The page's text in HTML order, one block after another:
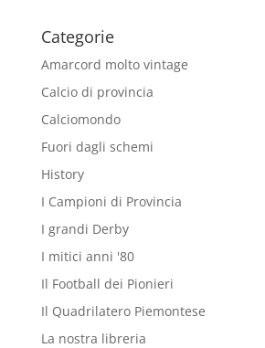
Categorie
Amarcord molto vintage
Calcio di provincia
Calciomondo
Fuori dagli schemi
History
I Campioni di Provincia
I grandi Derby
I mitici anni '80
Il Football dei Pionieri
Il Quadrilatero Piemontese
La nostra libreria